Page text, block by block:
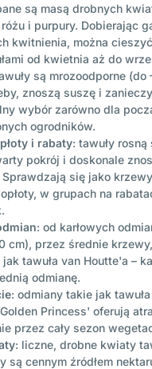
są masą drobnych
i purpury. Dobierając
kwitnienia, można
od kwietnia aż do
są mrozoodporne (do
znoszą suszę i
wybór zarówno dla
ogrodników.
i rabaty: tawuły
pokrój i doskonale
się jako
w grupach na
: od karłowych
cm), przez średnie
jak tawuła van Houtte'a –
odmianę.
: odmiany takie jak
Princess' oferują
przez cały sezon
: liczne, drobne kwiaty
są cennym źródłem